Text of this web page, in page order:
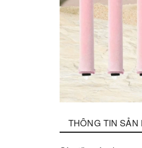
THÔNG TIN SẢN